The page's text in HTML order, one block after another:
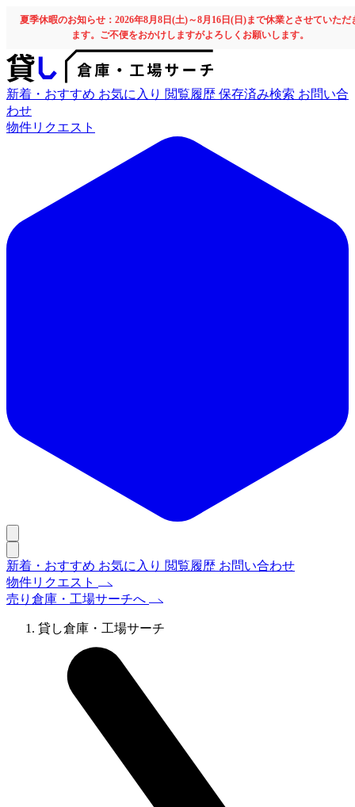
夏季休暇のお知らせ：2026年8月8日(土)～8月16日(日)まで休業とさせていただ
ます。ご不便をおかけしますがよろしくお願いします。
新着・おすすめ お気に入り 閲覧履歴 保存済み検索 お問い合
わせ
物件リクエスト
新着・おすすめ お気に入り 閲覧履歴 お問い合わせ
物件リクエスト
売り倉庫・工場サーチへ
貸し倉庫・工場サーチ